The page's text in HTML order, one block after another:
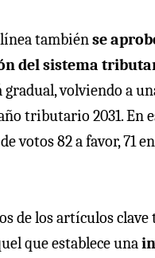
tambiénse
del sistema
gradual, volviendo a
tributario 2031. En
votos 82 a favor, 71
de los artículos
que establece una